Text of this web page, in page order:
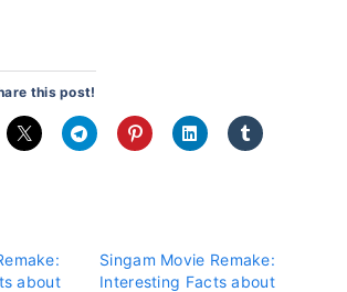
this post!
about
Singam Movie Remake:
Interesting Facts about